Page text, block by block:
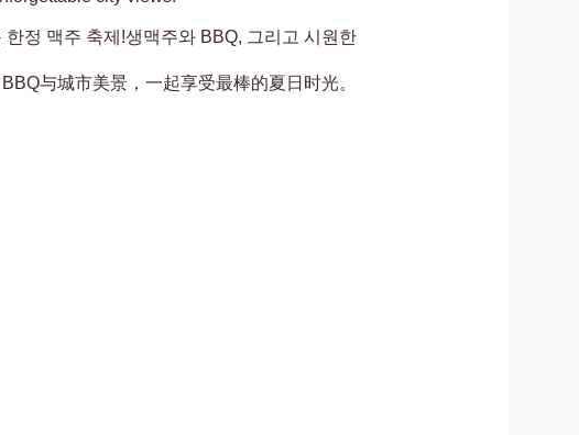
정 맥주 축제!생맥주와 BBQ, 그리고 시원한
与城市美景，一起享受最棒的夏日时光。